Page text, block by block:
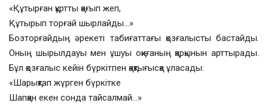
«Құтырған құртты қағып жеп,
Құтырып торғай шырлайды…»
Бозторғайдың әрекеті табиғаттағы қозғалысты бастайды.
Оның шырылдауы мен ұшуы оқиғаның қарқынын арттырады.
Бұл қозғалыс кейін бүркітпен қақтығысқа ұласады:
«Шарықтап жүрген бүркітке
Шапқан екен сонда тайсалмай…»